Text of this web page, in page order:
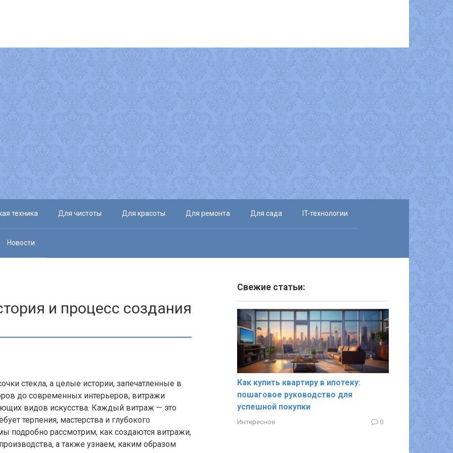
техника Для чистоты Для красоты Для ремонта Для сада IT-технологии
Новости
и процесс создания
стекла, а целые истории, запечатленные в
до современных интерьеров, витражи
видов искусства. Каждый витраж — это
терпения, мастерства и глубокого
подробно рассмотрим, как создаются витражи,
а также узнаем, каким образом
Свежие статьи:
Как купить квартиру в ипотеку:
пошаговое руководство для
успешной покупки
Интересное 0